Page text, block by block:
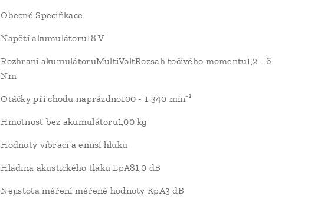
Obecné Specifikace
Napětí akumulátoru18 V
Rozhraní akumulátoruMultiVoltRozsah točivého momentu1,2 - 6
Nm
Otáčky při chodu naprázdno100 - 1 340 min⁻¹
Hmotnost bez akumulátoru1,00 kg
Hodnoty vibrací a emisí hluku
Hladina akustického tlaku LpA81,0 dB
Nejistota měření měřené hodnoty KpA3 dB